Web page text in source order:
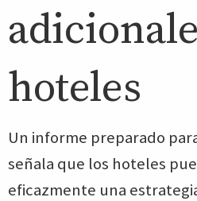
hoteles
Un informe preparado
señala que los hoteles
eficazmente una